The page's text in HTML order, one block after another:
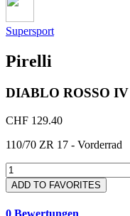
Supersport
Pirelli
DIABLO ROSSO IV
CHF 129.40
110/70 ZR 17 - Vorderrad
ADD TO FAVORITES